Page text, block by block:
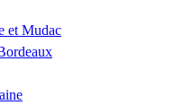
et Mudac